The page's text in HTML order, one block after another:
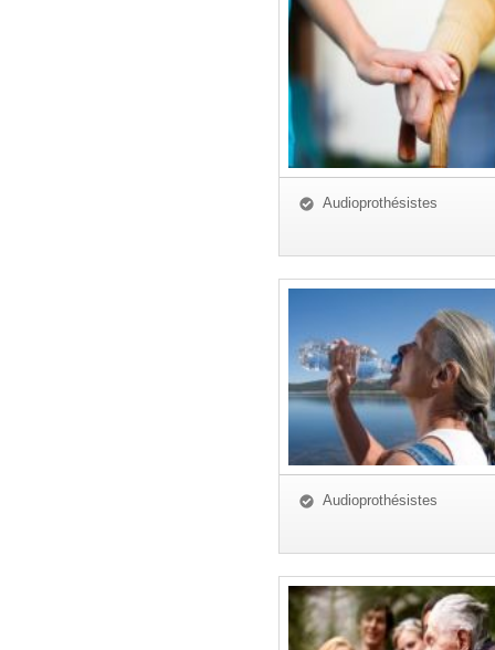
Audioprothésistes
Audioprothésistes